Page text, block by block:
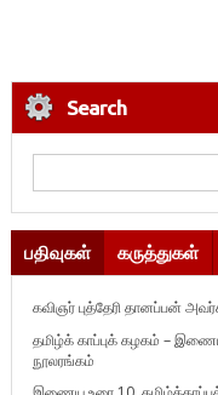
Search
பதிவுகள் கருத்துகள்
கவிஞர் புத்தேரி தானப்பன்
தமிழ்க் காப்புக் கழகம் –
நூலரங்கம்